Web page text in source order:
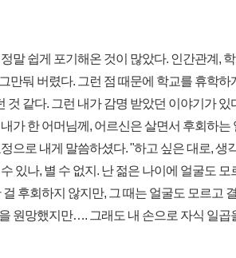
말 쉽게 포기해온 것이 많았다. 인간관계,
만둬 버렸다. 그런 점 때문에 학교를 휴학하
것 같다. 그런 내가 감명 받았던 이야기가 있
가 한 어머님께, 어르신은 살면서 후회하는
으로 내게 말씀하셨다. "하고 싶은 대로, 생
있나, 별 수 없지. 난 젊은 나이에 얼굴도 모
후회하지 않지만, 그 때는 얼굴도 모르고
원망했지만…. 그래도 내 손으로 자식 일곱